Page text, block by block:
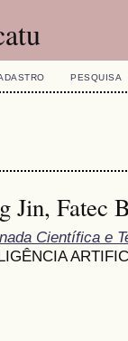
PESQUISA
Jin, Fatec
Científica e